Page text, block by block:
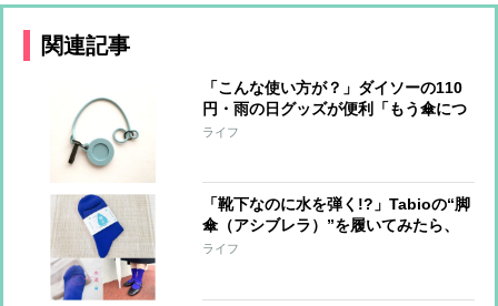
関連記事
「こんな使い方が？」ダイソーの110
円・雨の日グッズが便利「もう傘につ
けっぱなしです」【本日のお気に入
ライフ
「靴下なのに水を弾く!?」Tabioの“脚
傘（アシブレラ）”を履いてみたら、
雨の日のストレスが少し軽くなった
ライフ